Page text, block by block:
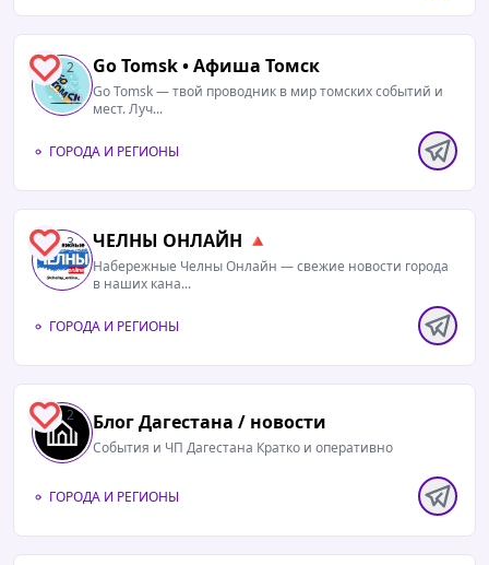
2 Go Tomsk • Афиша Томск
Go Tomsk — твой проводник в мир томских событий и
мест. Луч...
ГОРОДА И РЕГИОНЫ
3 ЧЕЛНЫ ОНЛАЙН 🔺
Набережные Челны Онлайн — свежие новости города
в наших кана...
ГОРОДА И РЕГИОНЫ
2 Блог Дагестана / новости
События и ЧП Дагестана Кратко и оперативно
ГОРОДА И РЕГИОНЫ